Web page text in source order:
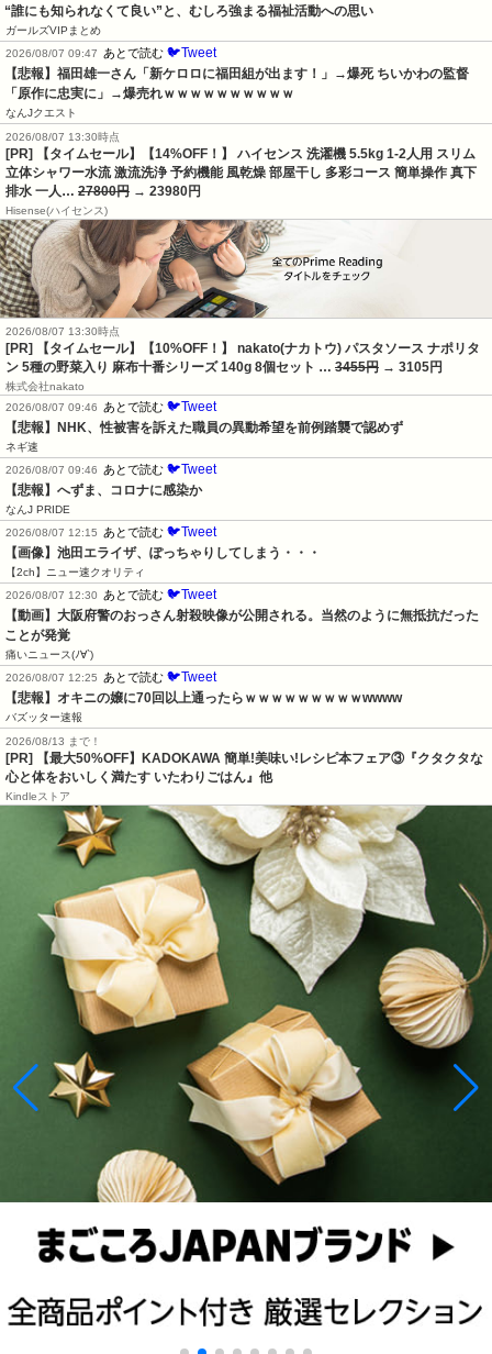
“誰にも知られなくて良い”と、むしろ強まる福祉活動への思い
ガールズVIPまとめ
2026/08/07 09:47
あとで読む 🐦Tweet
【悲報】福田雄一さん「新ケロロに福田組が出ます！」→爆死 ちいかわの監督
「原作に忠実に」→爆売れｗｗｗｗｗｗｗｗｗｗ
なんJクエスト
2026/08/07 13:30時点
[PR] 【タイムセール】【14%OFF！】 ハイセンス 洗濯機 5.5kg 1-2人用 スリム
立体シャワー水流 激流洗浄 予約機能 風乾燥 部屋干し 多彩コース 簡単操作 真下
排水 一人… 27800円 → 23980円
Hisense(ハイセンス)
2026/08/07 13:30時点
[PR] 【タイムセール】【10%OFF！】 nakato(ナカトウ) パスタソース ナポリタ
ン 5種の野菜入り 麻布十番シリーズ 140g 8個セット … 3455円 → 3105円
株式会社nakato
2026/08/07 09:46 あとで読む 🐦Tweet
【悲報】NHK、性被害を訴えた職員の異動希望を前例踏襲で認めず
ネギ速
2026/08/07 09:46 あとで読む 🐦Tweet
【悲報】へずま、コロナに感染か
なんJ PRIDE
2026/08/07 12:15 あとで読む 🐦Tweet
【画像】池田エライザ、ぽっちゃりしてしまう・・・
【2ch】ニュー速クオリティ
2026/08/07 12:30 あとで読む 🐦Tweet
【動画】大阪府警のおっさん射殺映像が公開される。当然のように無抵抗だった
ことが発覚
痛いニュース(ﾉ∀`)
2026/08/07 12:25 あとで読む 🐦Tweet
【悲報】オキニの嬢に70回以上通ったらｗｗｗｗｗｗｗｗｗwwww
バズッター速報
2026/08/13 まで！
[PR] 【最大50%OFF】KADOKAWA 簡単!美味い!レシピ本フェア③『クタクタな
心と体をおいしく満たす いたわりごはん』他
Kindleストア